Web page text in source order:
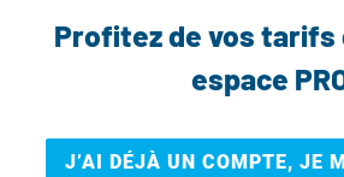
Profitez de vos tarifs
espace
J’AI DÉJÀ UN COMPTE, JE